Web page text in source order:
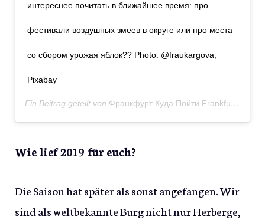
интереснее почитать в ближайшее время: про
фестивали воздушных змеев в округе или про места
со сбором урожая яблок?? Photo: @fraukargova,
Pixabay
Ein Beitrag geteilt von Франкфурт Куда Пойти Frankfurt
Wie lief 2019 für euch?
Die Saison hat später als sonst angefangen. Wir
sind als weltbekannte Burg nicht nur Herberge,